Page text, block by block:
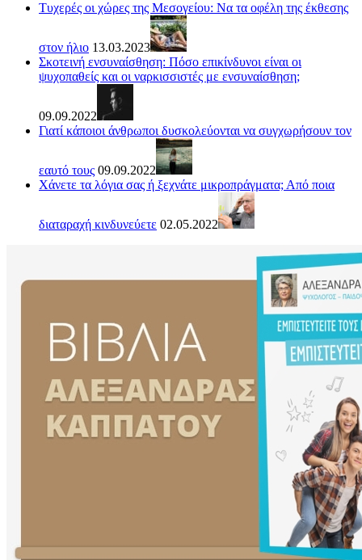
Τυχερές οι χώρες της Μεσογείου: Να τα οφέλη της έκθεσης
στον ήλιο 13.03.2023
Σκοτεινή ενσυναίσθηση: Πόσο επικίνδυνοι είναι οι
ψυχοπαθείς και οι ναρκισσιστές με ενσυναίσθηση;
09.09.2022
Γιατί κάποιοι άνθρωποι δυσκολεύονται να συγχωρήσουν τον
εαυτό τους 09.09.2022
Χάνετε τα λόγια σας ή ξεχνάτε μικροπράγματα; Από ποια
διαταραχή κινδυνεύετε 02.05.2022